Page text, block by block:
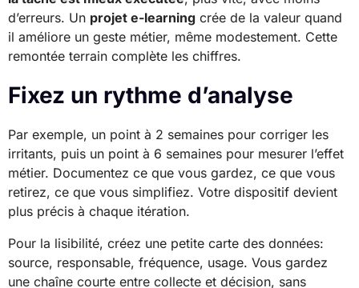
d’erreurs. Un projet e-learning crée de la valeur quand
il améliore un geste métier, même modestement. Cette
remontée terrain complète les chiffres.
Fixez un rythme d’analyse
Par exemple, un point à 2 semaines pour corriger les
irritants, puis un point à 6 semaines pour mesurer l’effet
métier. Documentez ce que vous gardez, ce que vous
retirez, ce que vous simplifiez. Votre dispositif devient
plus précis à chaque itération.
Pour la lisibilité, créez une petite carte des données:
source, responsable, fréquence, usage. Vous gardez
une chaîne courte entre collecte et décision, sans